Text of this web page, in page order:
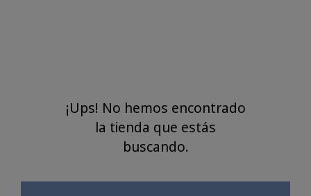
¡Ups! No hemos encontrado
la tienda que estás
buscando.